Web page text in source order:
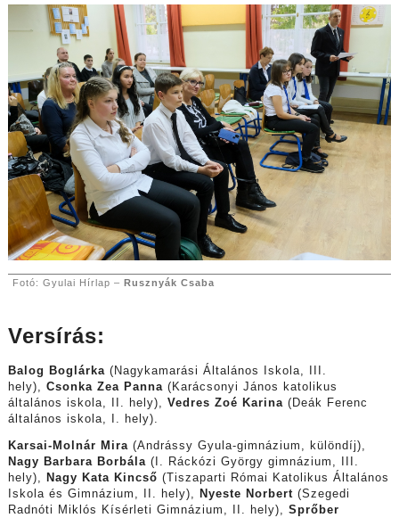
Fotó: Gyulai Hírlap – Rusznyák Csaba
Versírás:
Balog Boglárka (Nagykamarási Általános Iskola, III.
hely), Csonka Zea Panna (Karácsonyi János katolikus
általános iskola, II. hely), Vedres Zoé Karina (Deák Ferenc
általános iskola, I. hely).
Karsai-Molnár Mira (Andrássy Gyula-gimnázium, különdíj),
Nagy Barbara Borbála (I. Ráckózi György gimnázium, III.
hely),
Nagy Kata Kincső (Tiszaparti Római Katolikus Általános
Iskola és Gimnázium, II. hely),
Nyeste Norbert (Szegedi
Radnóti Miklós Kísérleti Gimnázium, II. hely), Sprőber